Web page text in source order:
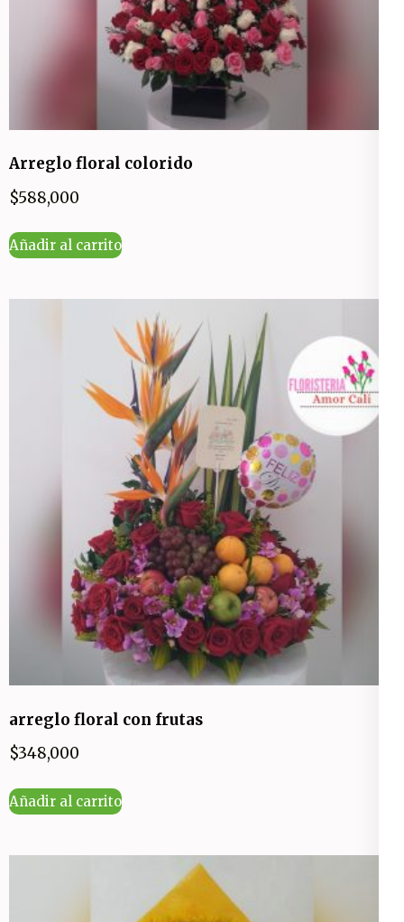
Arreglo floral colorido
$588,000
Añadir al carrito
arreglo floral con frutas
$348,000
Añadir al carrito